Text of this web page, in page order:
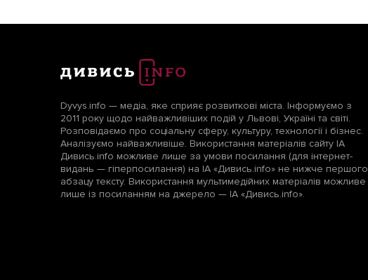
Dyvys.info — медіа, яке сприяє розвиткові міста. Інформуємо з
2011 року щодо найважливіших подій у Львові, Україні та світі.
Розповідаємо про соціальну сферу, культуру, технології і бізнес.
Аналізуємо найважливіше. Використання матеріалів сайту ІА
Дивись.info можливе лише за умови посилання (для інтернет-
видань — гіперпосилання) на ІА «Дивись.info» не нижче першого
абзацу тексту. Використання мультимедійних матеріалів можливе
лише із посиланням на джерело — ІА «Дивись.info».